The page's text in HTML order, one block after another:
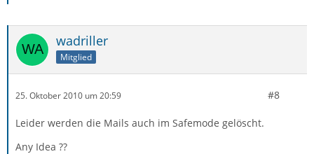
wadriller
Mitglied
25. Oktober 2010 um 20:59 #8
Leider werden die Mails auch im Safemode gelöscht.
Any Idea ??